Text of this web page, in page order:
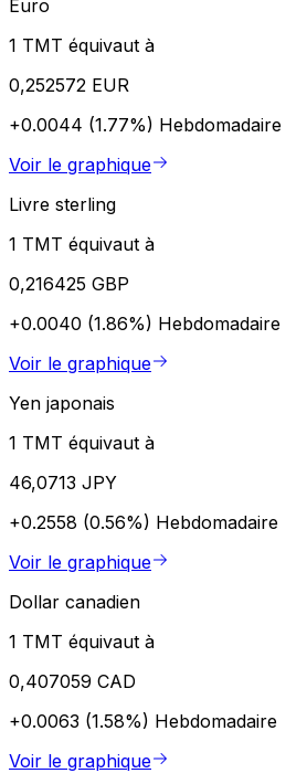
Euro
1 TMT équivaut à
0,252572 EUR
+0.0044 (1.77%) Hebdomadaire
Voir le graphique
Livre sterling
1 TMT équivaut à
0,216425 GBP
+0.0040 (1.86%) Hebdomadaire
Voir le graphique
Yen japonais
1 TMT équivaut à
46,0713 JPY
+0.2558 (0.56%) Hebdomadaire
Voir le graphique
Dollar canadien
1 TMT équivaut à
0,407059 CAD
+0.0063 (1.58%) Hebdomadaire
Voir le graphique